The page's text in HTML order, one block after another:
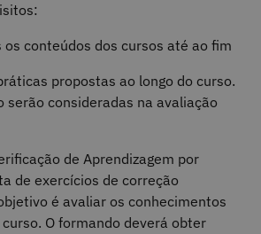
conteúdos dos cursos até ao fim
propostas ao longo do curso.
serão consideradas na avaliação
de Aprendizagem por
de exercícios de correção
é avaliar os conhecimentos
O formando deverá obter